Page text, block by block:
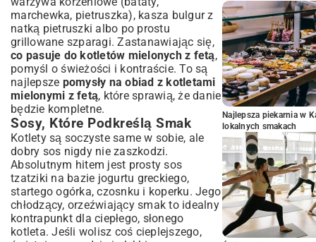
marchewka, pietruszka), kasza bulgur z
natką pietruszki albo po prostu
grillowane szparagi. Zastanawiając się,
co pasuje do kotletów mielonych z fetą,
pomyśl o świeżości i kontraście. To są
najlepsze pomysły na obiad z kotletami
mielonymi z fetą, które sprawią, że danie
będzie kompletne.
Sosy, Które Podkreślą Smak
Kotlety są soczyste same w sobie, ale
dobry sos nigdy nie zaszkodzi.
Absolutnym hitem jest prosty sos
tzatziki na bazie jogurtu greckiego,
startego ogórka, czosnku i koperku. Jego
chłodzący, orzeźwiający smak to idealny
kontrapunkt dla ciepłego, słonego
kotleta. Jeśli wolisz coś cieplejszego,
Najlepsza piekarnia w
lokalnych smakach